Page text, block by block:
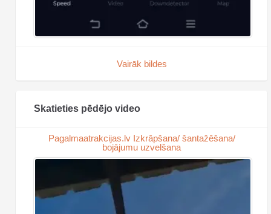
Vairāk bildes
Skatieties pēdējo video
Pagalmaatrakcijas.lv Izkrāpšana/ šantažēšana/
bojājumu uzvelšana